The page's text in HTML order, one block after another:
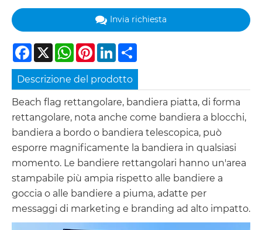
Invia richiesta
Facebook
X WhatsApp
Pinterest
LinkedIn
Descrizione del prodotto
Beach flag rettangolare, bandiera piatta, di forma
rettangolare, nota anche come bandiera a blocchi,
bandiera a bordo o bandiera telescopica, può
esporre magnificamente la bandiera in qualsiasi
momento. Le bandiere rettangolari hanno un'area
stampabile più ampia rispetto alle bandiere a
goccia o alle bandiere a piuma, adatte per
messaggi di marketing e branding ad alto impatto.